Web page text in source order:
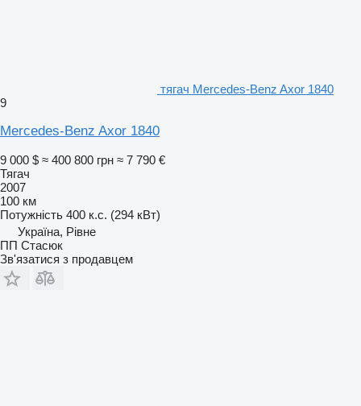
тягач Mercedes-Benz Axor 1840
9
Mercedes-Benz Axor 1840
9 000 $ ≈ 400 800 грн ≈ 7 790 €
Тягач
2007
100 км
Потужність 400 к.с. (294 кВт)
Україна, Рівне
ПП Стасюк
Зв'язатися з продавцем